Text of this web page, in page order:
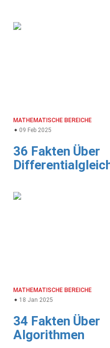
MATHEMATISCHE BEREICHE
09 Feb 2025
36 Fakten Über
MATHEMATISCHE BEREICHE
18 Jan 2025
34 Fakten Über
Algorithmen